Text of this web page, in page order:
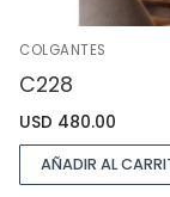
COLGANTES
C228
USD 480.00
AÑADIR AL